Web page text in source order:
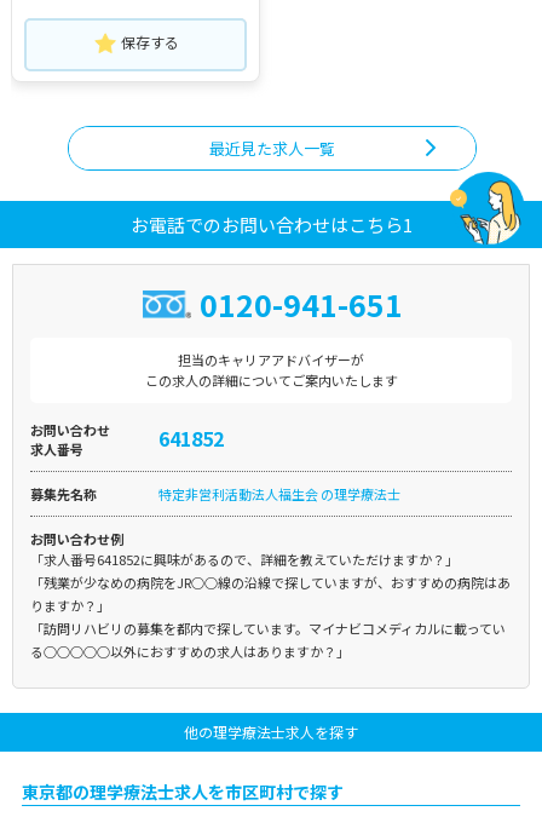
保存する
最近見た求人一覧
お電話でのお問い合わせはこちら1
0120-941-651
担当のキャリアアドバイザーが
この求人の詳細についてご案内いたします
お問い合わせ
求人番号
641852
募集先名称 特定非営利活動法人福生会 の理学療法士
お問い合わせ例
「求人番号641852に興味があるので、詳細を教えていただけますか？」
「残業が少なめの病院をJR○○線の沿線で探していますが、おすすめの病院はあ
りますか？」
「訪問リハビリの募集を都内で探しています。マイナビコメディカルに載ってい
る○○○○○以外におすすめの求人はありますか？」
他の理学療法士求人を探す
東京都の理学療法士求人を市区町村で探す